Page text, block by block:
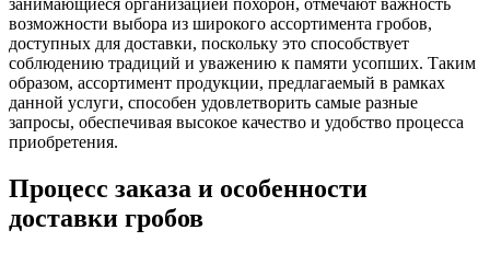
возможности выбора из широкого ассортимента гробов,
доступных для доставки, поскольку это способствует
соблюдению традиций и уважению к памяти усопших. Таким
образом, ассортимент продукции, предлагаемый в рамках
данной услуги, способен удовлетворить самые разные
запросы, обеспечивая высокое качество и удобство процесса
приобретения.
Процесс заказа и особенности
доставки гробов